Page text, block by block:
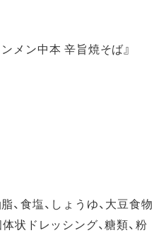
メン中本 辛旨焼そば』
、食塩、しょうゆ、大豆食物
状ドレッシング、糖類、粉